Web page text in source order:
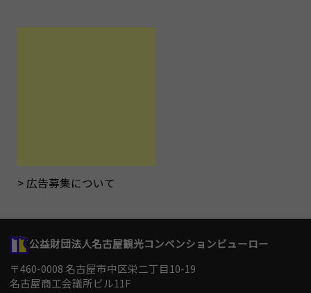
広告募集について
公益財団法人名古屋観光コンベンションビューロー
〒460-0008 名古屋市中区栄二丁目10-19
名古屋商工会議所ビル11F